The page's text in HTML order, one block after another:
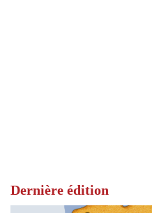
Dernière édition